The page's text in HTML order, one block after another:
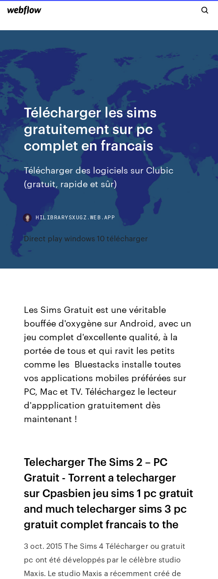
Télécharger les sims
gratuitement sur pc
complet en francais
Télécharger des logiciels sur Clubic
(gratuit, rapide et sûr)
HILIBRARYSXUGZ.WEB.APP
Direct play windows 10 télécharger
Les Sims Gratuit est une véritable
bouffée d'oxygène sur Android, avec un
jeu complet d'excellente qualité, à la
portée de tous et qui ravit les petits
comme les Bluestacks installe toutes
vos applications mobiles préférées sur
PC, Mac et TV. Téléchargez le lecteur
d'appplication gratuitement dès
maintenant !
Telecharger The Sims 2 – PC
Gratuit - Torrent a telecharger
sur Cpasbien jeu sims 1 pc gratuit
and much telecharger sims 3 pc
gratuit complet francais to the
3 oct. 2015 The Sims 4 Télécharger ou gratuit
pc ont été développés par le célèbre studio
Maxis. Le studio Maxis a récemment créé de